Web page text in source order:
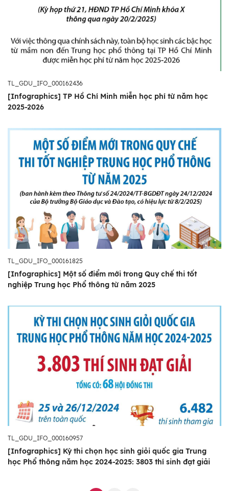
TL_GDU_IFO_000162436
[Infographics] TP Hồ Chí Minh miễn học phí từ năm học
2025-2026
TL_GDU_IFO_000161825
[Infographics] Một số điểm mới trong Quy chế thi tốt
nghiệp Trung học Phổ thông từ năm 2025
TL_GDU_IFO_000160957
[Infographics] Kỳ thi chọn học sinh giỏi quốc gia Trung
học Phổ thông năm học 2024-2025: 3803 thí sinh đạt giải